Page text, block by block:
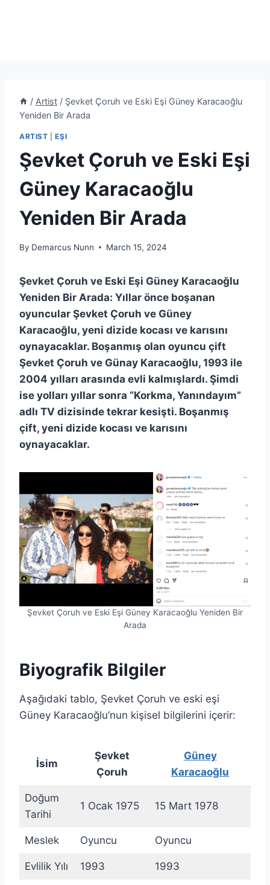
/ Artist / Şevket Çoruh ve Eski Eşi Güney Karacaoğlu
Yeniden Bir Arada
ARTIST |EŞI
Şevket Çoruh ve Eski Eşi
Güney Karacaoğlu
Yeniden Bir Arada
By Demarcus Nunn March 15, 2024
Şevket Çoruh ve Eski Eşi Güney Karacaoğlu
Yeniden Bir Arada: Yıllar önce boşanan
oyuncular Şevket Çoruh ve Güney
Karacaoğlu, yeni dizide kocası ve karısını
oynayacaklar. Boşanmış olan oyuncu çift
Şevket Çoruh ve Günay Karacaoğlu, 1993 ile
2004 yılları arasında evli kalmışlardı. Şimdi
ise yolları yıllar sonra “Korkma, Yanındayım”
adlı TV dizisinde tekrar kesişti. Boşanmış
çift, yeni dizide kocası ve karısını
oynayacaklar.
Şevket Çoruh ve Eski Eşi Güney Karacaoğlu Yeniden Bir
Arada
Biyografik Bilgiler
Aşağıdaki tablo, Şevket Çoruh ve eski eşi
Güney Karacaoğlu’nun kişisel bilgilerini içerir:
İsim
Şevket
Çoruh
Güney
Karacaoğlu
Doğum
Tarihi
1 Ocak 1975 15 Mart 1978
Meslek Oyuncu Oyuncu
Evlilik Yılı 1993 1993